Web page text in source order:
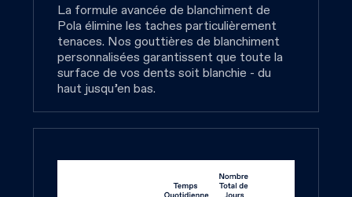
La formule avancée de blanchiment de
Pola élimine les taches particulièrement
tenaces. Nos gouttières de blanchiment
personnalisées garantissent que toute la
surface de vos dents soit blanchie - du
haut jusqu’en bas.